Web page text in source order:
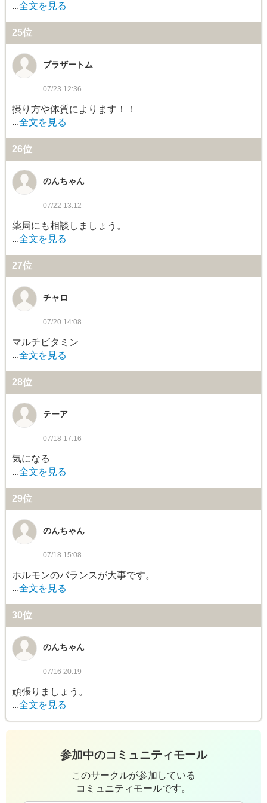
...全文を見る
25位
ブラザートム
07/23 12:36
摂り方や体質によります！！
...全文を見る
26位
のんちゃん
07/22 13:12
薬局にも相談しましょう。
...全文を見る
27位
チャロ
07/20 14:08
マルチビタミン
...全文を見る
28位
テーア
07/18 17:16
気になる
...全文を見る
29位
のんちゃん
07/18 15:08
ホルモンのバランスが大事です。
...全文を見る
30位
のんちゃん
07/16 20:19
頑張りましょう。
...全文を見る
参加中のコミュニティモール
このサークルが参加している
コミュニティモールです。